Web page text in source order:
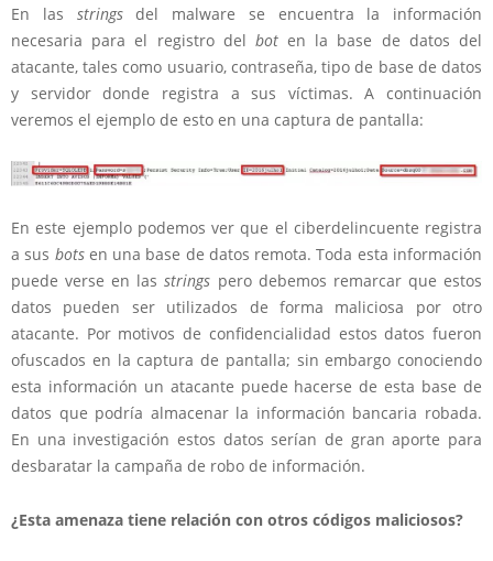
En las stringsdel malware se encuentra la información
necesaria para el registro del boten la base de datos del
atacante, tales como usuario, contraseña, tipo de base de datos
y servidor donde registra a sus víctimas. A continuación
veremos el ejemplo de esto en una captura de pantalla:
En este ejemplo podemos ver que el ciberdelincuente registra
a sus botsen una base de datos remota. Toda esta información
puede verse en lasstrings pero debemos remarcar que estos
datos pueden ser utilizados de forma maliciosa por otro
atacante. Por motivos de confidencialidad estos datos fueron
ofuscados en la captura de pantalla; sin embargo conociendo
esta información un atacante puede hacerse de esta base de
datos que podría almacenar la información bancaria robada.
En una investigación estos datos serían de gran aporte para
desbaratar la campaña de robo de información.
¿Esta amenaza tiene relación con otros códigos maliciosos?